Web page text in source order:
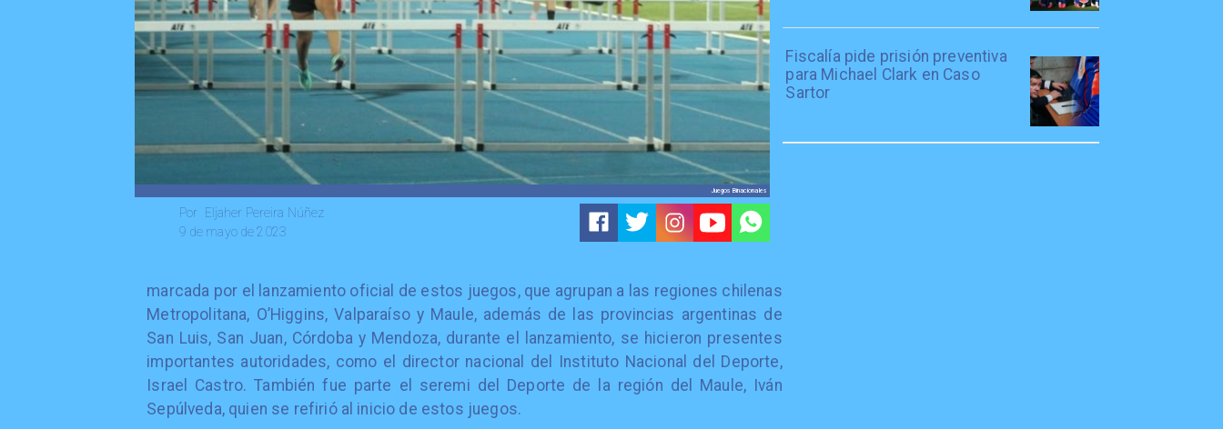
Eljaher Pereira Núñez
Por
9 de mayo de 2023
Juegos Binacionales
Fiscalía pide prisión preventiva
para Michael Clark en Caso
Sartor
marcada por el lanzamiento oficial de estos juegos, que agrupan a las regiones chilenas
Metropolitana, O’Higgins, Valparaíso y Maule, además de las provincias argentinas de
San Luis, San Juan, Córdoba y Mendoza, durante el lanzamiento, se hicieron presentes
importantes autoridades, como el director nacional del Instituto Nacional del Deporte,
Israel Castro. También fue parte el seremi del Deporte de la región del Maule, Iván
Sepúlveda, quien se refirió al inicio de estos juegos.